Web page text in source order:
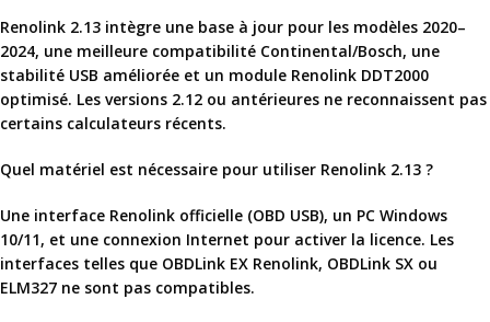
Renolink 2.13 intègre une base à jour pour les modèles 2020–
2024, une meilleure compatibilité Continental/Bosch, une
stabilité USB améliorée et un module Renolink DDT2000
optimisé. Les versions 2.12 ou antérieures ne reconnaissent pas
certains calculateurs récents.
Quel matériel est nécessaire pour utiliser Renolink 2.13 ?
Une interface Renolink officielle (OBD USB), un PC Windows
10/11, et une connexion Internet pour activer la licence. Les
interfaces telles que OBDLink EX Renolink, OBDLink SX ou
ELM327 ne sont pas compatibles.